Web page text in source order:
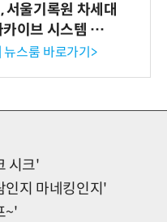
서울기록원 차세대
이브 시스템 구축
뉴스룸 바로가기>
시크'
인지 마네킹인지'
~'